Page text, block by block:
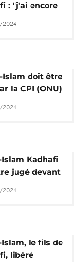
: "j'ai encore
solides
Sarkozy"
2024
Islam doit être
la CPI (ONU)
call]
2024
Islam Kadhafi
jugé devant
selon l'ONU
2024
Islam, le fils de
libéré